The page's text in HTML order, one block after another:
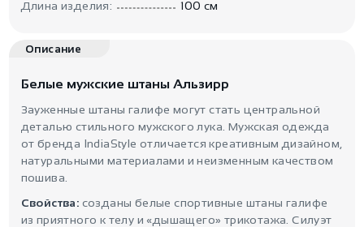
Длина изделия:
100 см
Описание
Белые мужские штаны Альзирр
Зауженные штаны галифе могут стать центральной
деталью стильного мужского лука. Мужская одежда
от бренда IndiaStyle отличается креативным дизайном,
натуральными материалами и неизменным качеством
пошива.
Свойства: созданы белые спортивные штаны галифе
из приятного к телу и «дышащего» трикотажа. Силуэт